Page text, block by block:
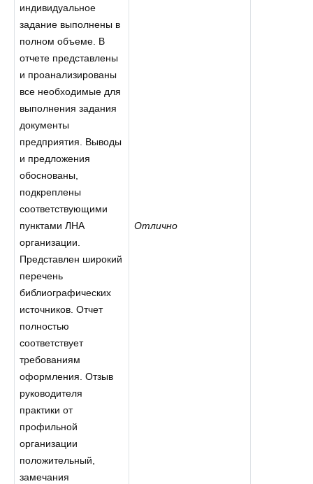
индивидуальное
задание выполнены в
полном объеме. В
отчете представлены
и проанализированы
все необходимые для
выполнения задания
документы
предприятия. Выводы
и предложения
обоснованы,
подкреплены
соответствующими
пунктами ЛНА
организации.
Представлен широкий
перечень
библиографических
источников. Отчет
полностью
соответствует
требованиям
оформления. Отзыв
руководителя
практики от
профильной
организации
положительный,
замечания
Отлично